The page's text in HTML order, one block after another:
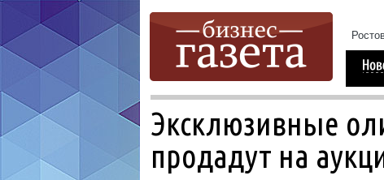
Эксклюзивные
продадут на